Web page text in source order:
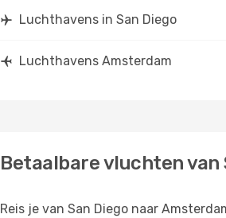
Luchthavens in San Diego
Luchthavens Amsterdam
Betaalbare vluchten van
Reis je van San Diego naar